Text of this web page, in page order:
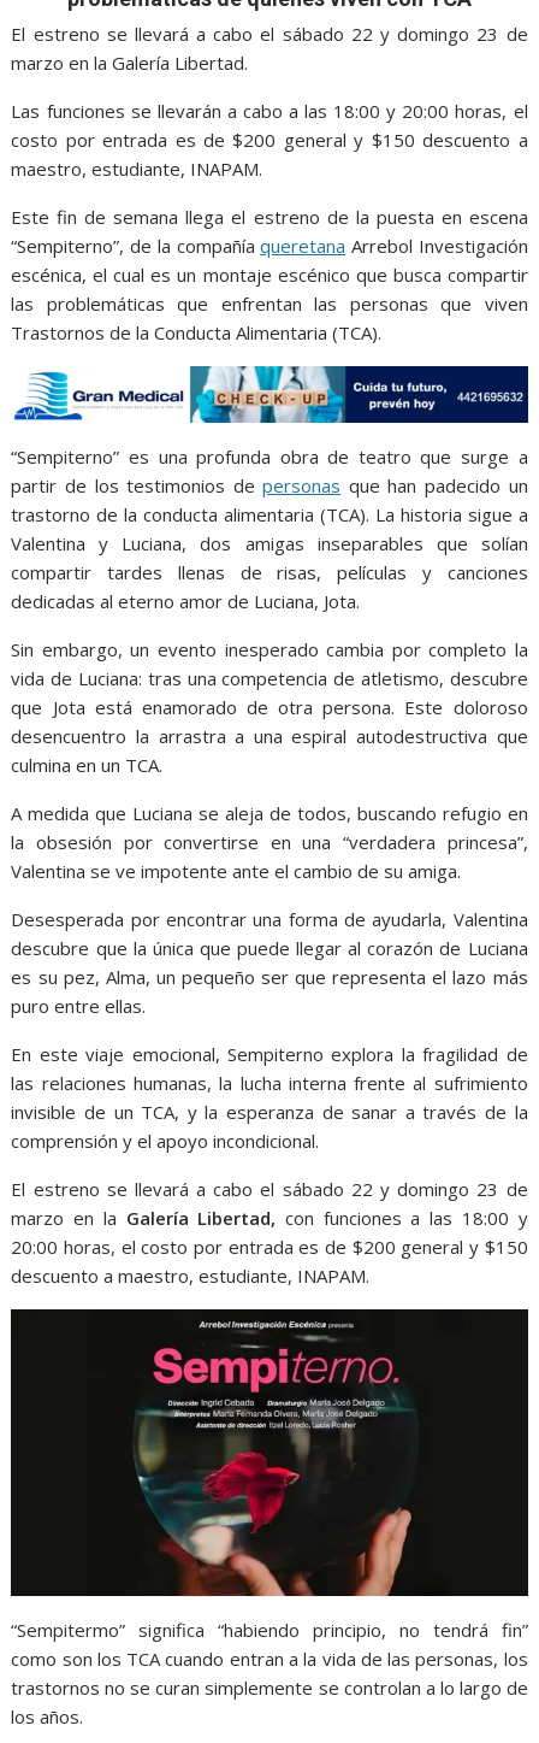
o
k
p
p
g m
El estreno se llevará a cabo el sábado 22 y domingo 23 de
marzo en la Galería Libertad.
Las funciones se llevarán a cabo a las 18:00 y 20:00 horas, el
costo por entrada es de $200 general y $150 descuento a
maestro, estudiante, INAPAM.
Este fin de semana llega el estreno de la puesta en escena
“Sempiterno”, de la compañíaqueretana Arrebol Investigación
escénica, el cual es un montaje escénico que busca compartir
las problemáticas que enfrentan las personas que viven
Trastornos de la Conducta Alimentaria (TCA).
“Sempiterno” es una profunda obra de teatro que surge a
partir de los testimonios depersonas que han padecido un
trastorno de la conducta alimentaria (TCA). La historia sigue a
Valentina y Luciana, dos amigas inseparables que solían
compartir tardes llenas de risas, películas y canciones
dedicadas al eterno amor de Luciana, Jota.
Sin embargo, un evento inesperado cambia por completo la
vida de Luciana: tras una competencia de atletismo, descubre
que Jota está enamorado de otra persona. Este doloroso
desencuentro la arrastra a una espiral autodestructiva que
culmina en un TCA.
A medida que Luciana se aleja de todos, buscando refugio en
la obsesión por convertirse en una “verdadera princesa”,
Valentina se ve impotente ante el cambio de su amiga.
Desesperada por encontrar una forma de ayudarla, Valentina
descubre que la única que puede llegar al corazón de Luciana
es su pez, Alma, un pequeño ser que representa el lazo más
puro entre ellas.
En este viaje emocional, Sempiterno explora la fragilidad de
las relaciones humanas, la lucha interna frente al sufrimiento
invisible de un TCA, y la esperanza de sanar a través de la
comprensión y el apoyo incondicional.
El estreno se llevará a cabo el sábado 22 y domingo 23 de
marzo en la Galería Libertad, con funciones a las 18:00 y
20:00 horas, el costo por entrada es de $200 general y $150
descuento a maestro, estudiante, INAPAM.
“Sempitermo” significa “habiendo principio, no tendrá fin”
como son los TCA cuando entran a la vida de las personas, los
trastornos no se curan simplemente se controlan a lo largo de
los años.